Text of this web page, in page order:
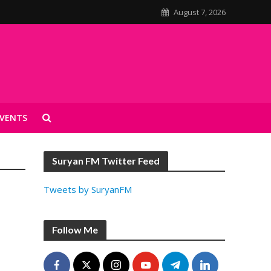
August 7, 2026
Suryan FM Twitter Feed
Tweets by SuryanFM
Follow Me